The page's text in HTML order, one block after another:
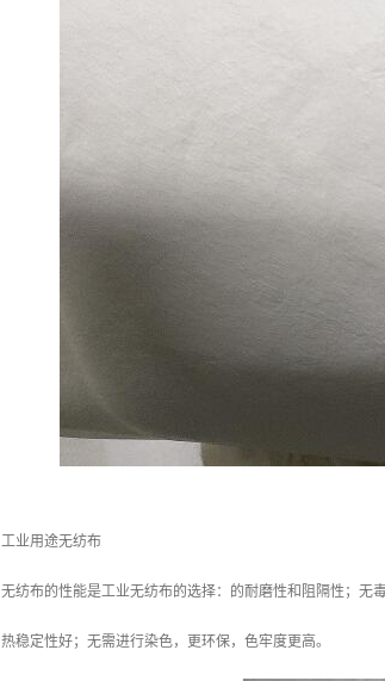
工业用途无纺布
无纺布的性能是工业无纺布的选择：的耐磨性和阻隔性；无
热稳定性好；无需进行染色，更环保，色牢度更高。